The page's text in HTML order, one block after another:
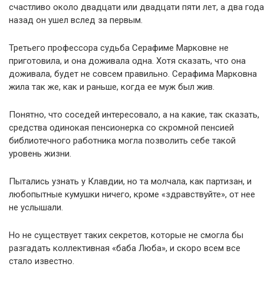
счастливо около двадцати или двадцати пяти лет, а два года
назад он ушел вслед за первым.
Третьего профессора судьба Серафиме Марковне не
приготовила, и она доживала одна. Хотя сказать, что она
доживала, будет не совсем правильно. Серафима Марковна
жила так же, как и раньше, когда ее муж был жив.
Понятно, что соседей интересовало, а на какие, так сказать,
средства одинокая пенсионерка со скромной пенсией
библиотечного работника могла позволить себе такой
уровень жизни.
Пытались узнать у Клавдии, но та молчала, как партизан, и
любопытные кумушки ничего, кроме «здравствуйте», от нее
не услышали.
Но не существует таких секретов, которые не смогла бы
разгадать коллективная «баба Люба», и скоро всем все
стало известно.